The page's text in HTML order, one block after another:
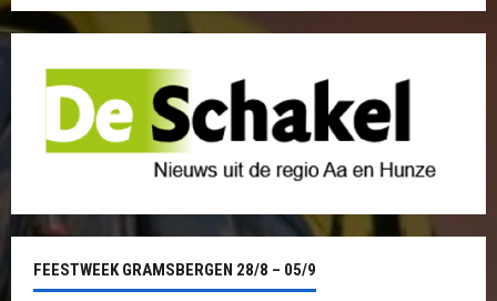
FEESTWEEK GRAMSBERGEN 28/8 – 05/9